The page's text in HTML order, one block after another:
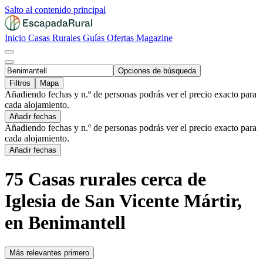
Salto al contenido principal
Inicio Casas Rurales Guías Ofertas Magazine
Opciones de búsqueda
Filtros
Mapa
Añadiendo fechas y n.º de personas podrás ver el precio exacto para
cada alojamiento.
Añadir fechas
Añadiendo fechas y n.º de personas podrás ver el precio exacto para
cada alojamiento.
Añadir fechas
75 Casas rurales cerca de
Iglesia de San Vicente Mártir,
en Benimantell
Más relevantes primero